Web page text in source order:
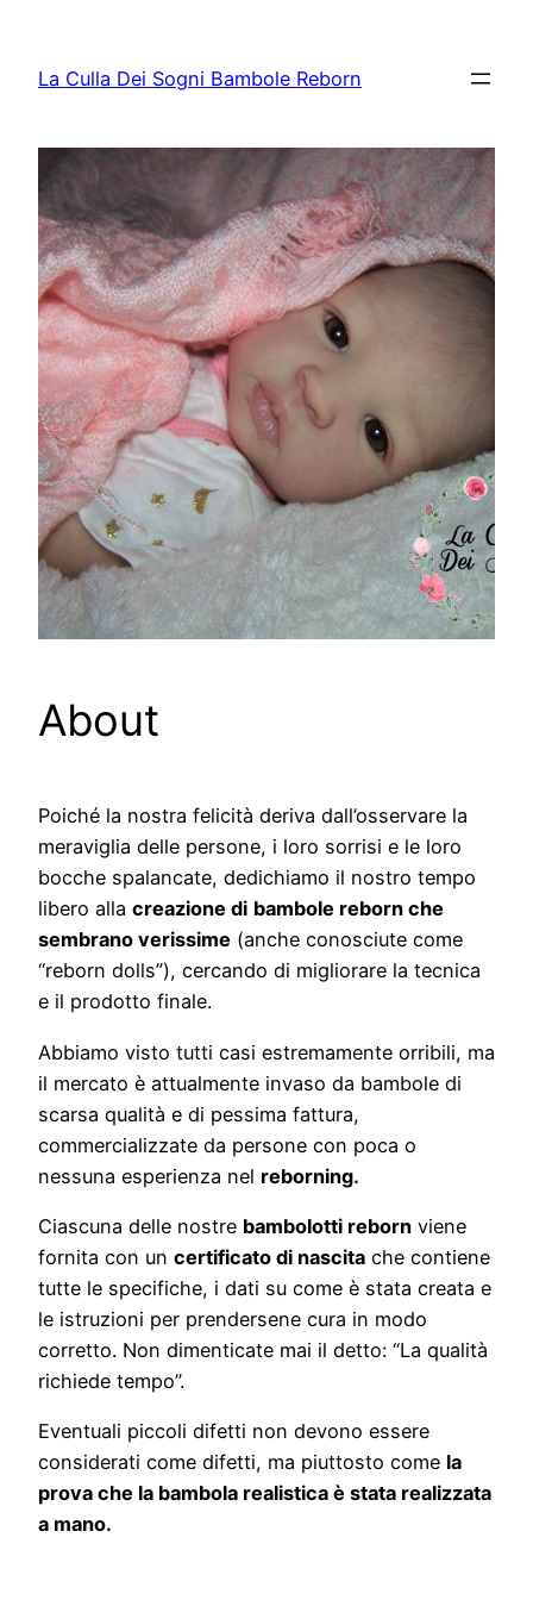
contenuto
La Culla Dei Sogni Bambole Reborn
About
Poiché la nostra felicità deriva dall’osservare la
meraviglia delle persone, i loro sorrisi e le loro
bocche spalancate, dedichiamo il nostro tempo
libero alla creazione di bambole reborn che
sembrano verissime (anche conosciute come
“reborn dolls”), cercando di migliorare la tecnica
e il prodotto finale.
Abbiamo visto tutti casi estremamente orribili, ma
il mercato è attualmente invaso da bambole di
scarsa qualità e di pessima fattura,
commercializzate da persone con poca o
nessuna esperienza nel reborning.
Ciascuna delle nostre bambolotti reborn viene
fornita con un certificato di nascita che contiene
tutte le specifiche, i dati su come è stata creata e
le istruzioni per prendersene cura in modo
corretto. Non dimenticate mai il detto: “La qualità
richiede tempo”.
Eventuali piccoli difetti non devono essere
considerati come difetti, ma piuttosto come la
prova che la bambola realistica è stata realizzata
a mano.